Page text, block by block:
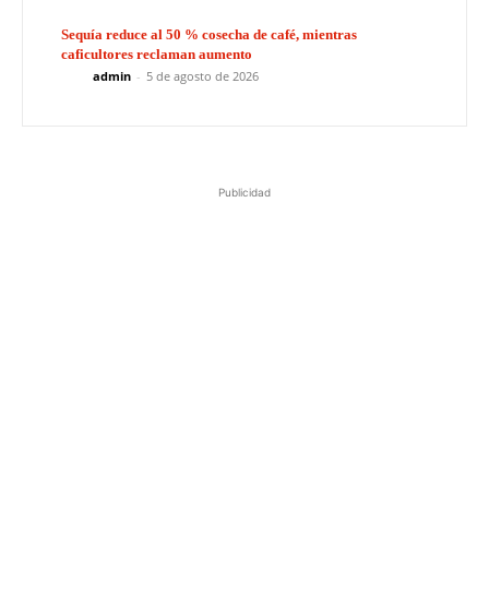
Sequía reduce al 50 % cosecha de café, mientras
caficultores reclaman aumento
admin - 5 de agosto de 2026
Publicidad